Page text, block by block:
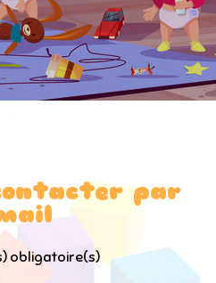
par
obligatoire(s)